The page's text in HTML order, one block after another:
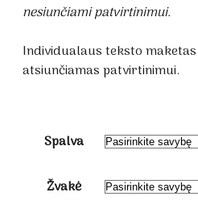
nesiunčiami patvirtinimui.
Individualaus teksto
atsiunčiamas patvirtinimui.
Spalva
Žvakė